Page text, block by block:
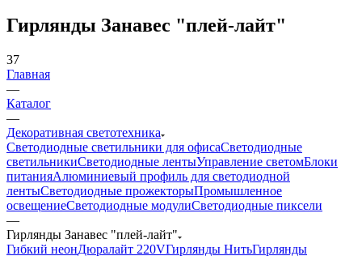
Гирлянды Занавес "плей-лайт"
37
Главная
—
Каталог
—
Декоративная светотехника
Светодиодные светильники для офисаСветодиодные
светильникиСветодиодные лентыУправление светомБлоки
питанияАлюминиевый профиль для светодиодной
лентыСветодиодные прожекторыПромышленное
освещениеСветодиодные модулиСветодиодные пиксели
—
Гирлянды Занавес "плей-лайт"
Гибкий неонДюралайт 220VГирлянды НитьГирлянды